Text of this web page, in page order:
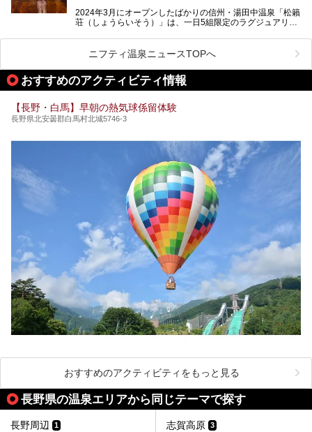
クセス方法も順に紹介します。
2024年3月にオープンしたばかりの信州・湯田中温泉「松籟
荘（しょうらいそう）」は、一日5組限定のラグジュアリー
ライベートに楽しめる非日常感が味わえます。また宿泊者は
道向かいの「よろづや」の大浴場「桃山風呂」や共同浴場の
「湯田中大湯」も利用ができます。
極上のお湯に浸り上質なお料理に舌鼓、特別な日に泊まりた
い湯田中温泉「松籟荘」を、実際に宿泊した目線で紹介しま
ニフティ温泉ニュースTOPへ
おすすめのアクティビティ情報
【長野・白馬】早朝の熱気球係留体験
長野県北安曇郡白馬村北城5746-3
おすすめのアクティビティをもっと見る
長野県の温泉エリアから同じテーマで探す
長野周辺 1 志賀高原 3